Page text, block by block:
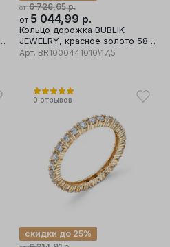
от 6 726,65р.
от 5 044,99 р.
Кольцо дорожка BUBLIK
JEWELRY, красное золото 585
проба, вставка бриллиант
Арт. BR1000441010\17,5
0 отзывов
скидки до 25%